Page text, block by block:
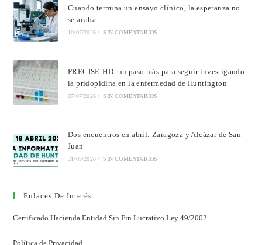
Cuando termina un ensayo clínico, la esperanza no
se acaba
10/07/2026 / SIN COMENTARIOS
PRECISE-HD: un paso más para seguir investigando
la pridopidina en la enfermedad de Huntington
07/07/2026 / SIN COMENTARIOS
Dos encuentros en abril: Zaragoza y Alcázar de San
Juan
31/03/2026 / SIN COMENTARIOS
Enlaces De Interés
Certificado Hacienda Entidad Sin Fin Lucrativo Ley 49/2002
Política de Privacidad